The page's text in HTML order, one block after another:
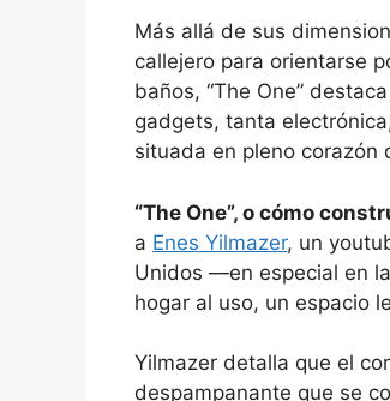
Más allá de sus
callejero para orientarse
baños, “The One”
gadgets, tanta
situada en pleno corazón
“The One”, o cómo
a Enes Yilmazer, un
Unidos —en especial en
hogar al uso, un espacio
Yilmazer detalla que el
despampanante que se